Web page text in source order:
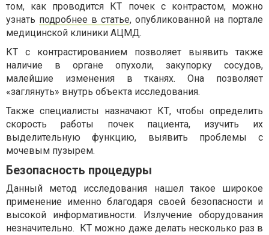
том, как проводится КТ почек с контрастом, можно
узнать подробнее в статье, опубликованной на портале
медицинской клиники АЦМД.
КТ с контрастированием позволяет выявить также
наличие в органе опухоли, закупорку сосудов,
малейшие изменения в тканях. Она позволяет
«заглянуть» внутрь объекта исследования.
Также специалисты назначают КТ, чтобы определить
скорость работы почек пациента, изучить их
выделительную функцию, выявить проблемы с
мочевым пузырем.
Безопасность процедуры
Данный метод исследования нашел такое широкое
применение именно благодаря своей безопасности и
высокой информативности. Излучение оборудования
незначительно. КТ можно даже делать несколько раз в